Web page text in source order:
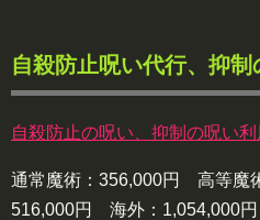
自殺防止呪い代行、抑
自殺防止の呪い、抑制の呪い
通常魔術：356,000円 高等魔
516,000円 海外：1,054,000円